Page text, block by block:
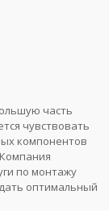
часть
чувствовать
компонентов
по монтажу
оптимальный